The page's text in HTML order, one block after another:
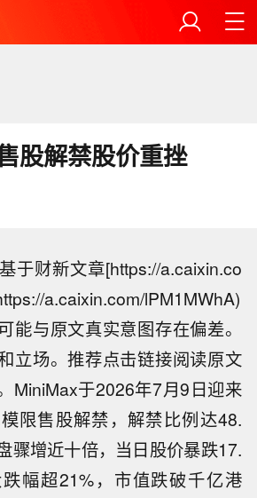
股解禁股价重挫
于财新文章[https://a.caixin.co
a.caixin.com/lPM1MWhA)
能与原文真实意图存在偏差。
立场。推荐点击链接阅读原文
MiniMax于2026年7月9日迎来
限售股解禁，解禁比例达48.
骤增近十倍，当日股价暴跌17.
幅超21%，市值跌破千亿港